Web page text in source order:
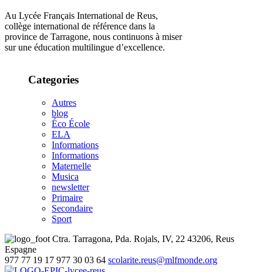
Au Lycée Français International de Reus,
collège international de référence dans la
province de Tarragone, nous continuons à miser
sur une éducation multilingue d’excellence.
Categories
Autres
blog
Éco École
ELA
Informations
Informations
Maternelle
Musica
newsletter
Primaire
Secondaire
Sport
Ctra. Tarragona, Pda. Rojals, IV, 22 43206, Reus
Espagne
977 77 19 17 977 30 03 64 scolarite.reus@mlfmonde.org